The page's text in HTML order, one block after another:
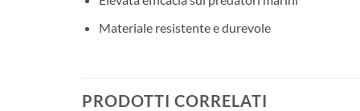
Materiale resistente e durevole
PRODOTTI CORRELATI